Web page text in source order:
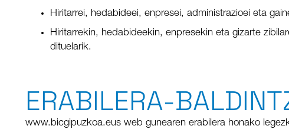
Hiritarrei, hedabideei, enpresei, administrazioei eta
Hiritarrekin, hedabideekin, enpresekin eta gizarte
dituelarik.
ERABILERA-
www.bicgipuzkoa.eus web gunearen erabilera honako